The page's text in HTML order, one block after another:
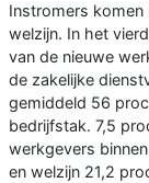
Instromers komen
welzijn. In het
van de nieuwe
de zakelijke
gemiddeld 56
bedrijfstak. 7,5
werkgevers
en welzijn 21,2